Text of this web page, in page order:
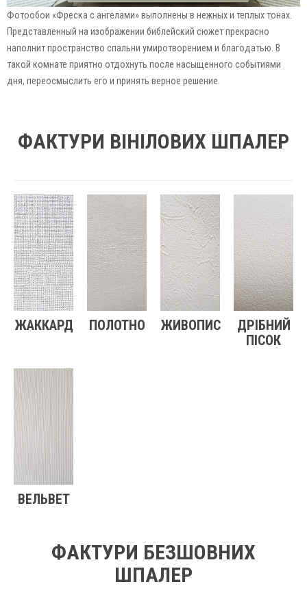
Фотообои «Фреска с ангелами» выполнены в нежных и теплых тонах.
Представленный на изображении библейский сюжет прекрасно
наполнит пространство спальни умиротворением и благодатью. В
такой комнате приятно отдохнуть после насыщенного событиями
дня, переосмыслить его и принять верное решение.
ФАКТУРИ ВІНІЛОВИХ ШПАЛЕР
ЖАККАРД ПОЛОТНО ЖИВОПИС
ДРІБНИЙ
ПІСОК
ВЕЛЬВЕТ
ФАКТУРИ БЕЗШОВНИХ
ШПАЛЕР